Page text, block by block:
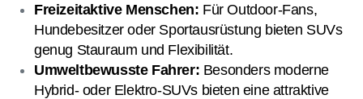
Freizeitaktive Menschen: Für Outdoor-Fans,
Hundebesitzer oder Sportausrüstung bieten SUVs
genug Stauraum und Flexibilität.
Umweltbewusste Fahrer: Besonders moderne
Hybrid- oder Elektro-SUVs bieten eine attraktive